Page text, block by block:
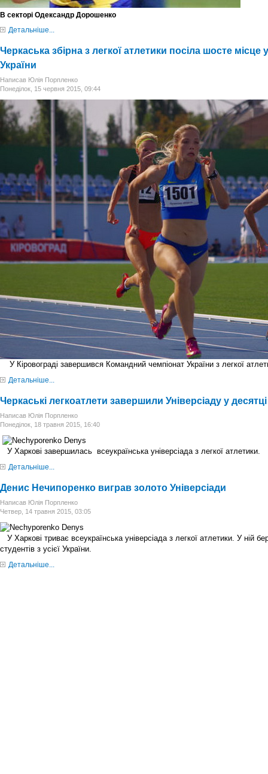
В секторі Одександр Дорошенко
Детальніше...
Черкаська збірна з легкої атлетики посіла шосте
України
Написав Юлія Порпленко
Понеділок, 15 червня 2015, 09:44
У Кіровограді завершився Командний чемпіонат України з легкої
Детальніше...
Черкаські легкоатлети завершили Універсіаду у
Написав Юлія Порпленко
Понеділок, 18 травня 2015, 16:40
У Харкові завершилась всеукраїнська універсіада з легкої атлетики.
Детальніше...
Денис Нечипоренко виграв золото Універсіади
Написав Юлія Порпленко
Четвер, 14 травня 2015, 03:05
У Харкові триває всеукраїнська універсіада з легкої атлетики. У ній
студентів з усієї України.
Детальніше...